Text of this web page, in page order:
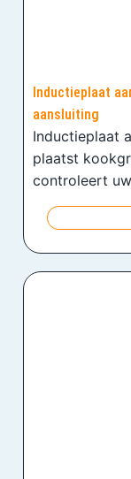
Inductieplaat
aansluiting
Inductieplaat
plaatst
controleert